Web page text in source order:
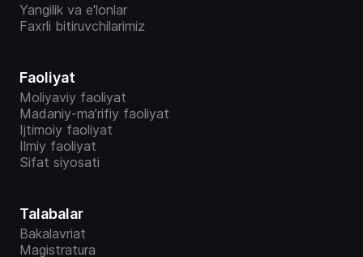
Yangilik va e'lonlar
Faxrli bitiruvchilarimiz
Faoliyat
Moliyaviy faoliyat
Madaniy-ma’rifiy faoliyat
Ijtimoiy faoliyat
Ilmiy faoliyat
Sifat siyosati
Talabalar
Bakalavriat
Magistratura